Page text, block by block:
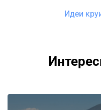
Идеи